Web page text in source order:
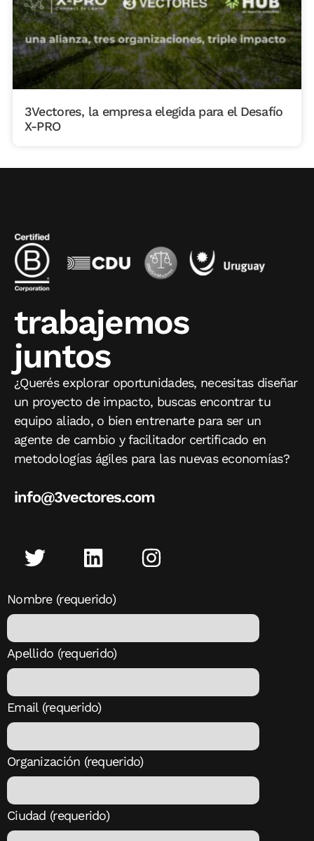
3Vectores, la empresa elegida para el Desafío
X-PRO
trabajemos
juntos
¿Querés explorar oportunidades, necesitas diseñar
un proyecto de impacto, buscas encontrar tu
equipo aliado, o bien entrenarte para ser un
agente de cambio y facilitador certificado en
metodologías ágiles para las nuevas economías?
info@3vectores.com
Nombre (requerido)
Apellido (requerido)
Email (requerido)
Organización (requerido)
Ciudad (requerido)